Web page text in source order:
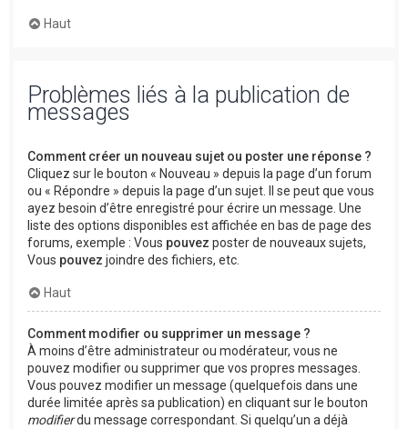
Haut
Problèmes liés à la publication de
messages
Comment créer un nouveau sujet ou poster une réponse ?
Cliquez sur le bouton « Nouveau » depuis la page d’un forum
ou « Répondre » depuis la page d’un sujet. Il se peut que vous
ayez besoin d’être enregistré pour écrire un message. Une
liste des options disponibles est affichée en bas de page des
forums, exemple : Vous pouvez poster de nouveaux sujets,
Vous pouvez joindre des fichiers, etc.
Haut
Comment modifier ou supprimer un message ?
À moins d’être administrateur ou modérateur, vous ne
pouvez modifier ou supprimer que vos propres messages.
Vous pouvez modifier un message (quelquefois dans une
durée limitée après sa publication) en cliquant sur le bouton
modifierdu message correspondant. Si quelqu’un a déjà